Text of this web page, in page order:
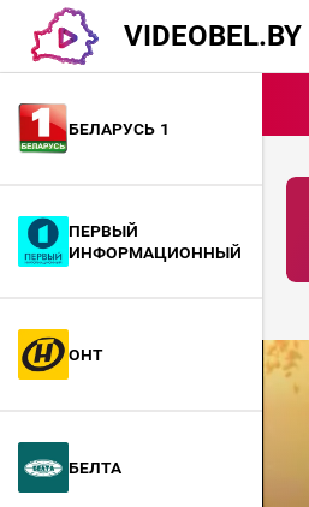
VIDEOBEL.BY
Беларусь 1
Первый
информационный
ОНТ
БелТА